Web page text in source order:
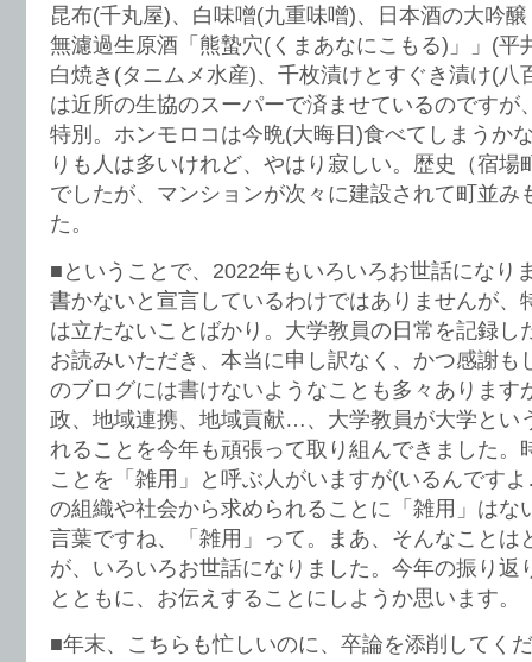
昆布(千丸屋)、白味噌(九重味噌)、日本酒の大吟
無濾過生原酒「熊蟄穴(くまあなにこもる)」」(平
白焼き(タニムメ水産)、千枚漬けとすぐき漬け(
は近所の生協のスーパーで済ませているのですが
特別。ホンモロコは今晩(大晦日)食べてしまうか
りも人は多いけれど、やはり寂しい。歴史（宿場
でしたが、マンションが次々に建設されて町並み
た。
■ということで、2022年もいろいろお世話になり
書かないと宣言しているわけではありませんが、
は立たないことばかり。大学教員の日常を記録し
お読みいただき、本当に申し訳なく、かつ感謝も
のブログには書けないようなことも多々あります
政、地域連携、地域貢献…、大学教員が大学とい
れることを今年も頑張って取り組んできました。
ことを「雑用」と呼ぶ人がいますが(いるんです
の組織や社会から求められることに「雑用」はな
言葉ですね、「雑用」って。まあ、そんなことは
が、いろいろお世話になりました。今年の振り返
とともに、お伝えすることにしようか思います。
■年末、こちらも忙しいのに、卒論を添削してく